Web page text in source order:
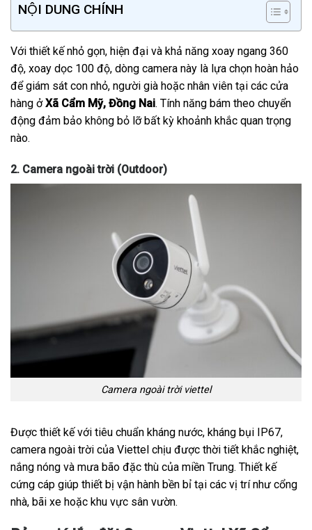
NỘI DUNG CHÍNH
Với thiết kế nhỏ gọn, hiện đại và khả năng xoay ngang 360
độ, xoay dọc 100 độ, dòng camera này là lựa chọn hoàn hảo
để giám sát con nhỏ, người già hoặc nhân viên tại các cửa
hàng ởXã Cẩm Mỹ, Đồng Nai. Tính năng bám theo chuyển
động đảm bảo không bỏ lỡ bất kỳ khoảnh khắc quan trọng
nào.
2. Camera ngoài trời (Outdoor)
Camera ngoài trời viettel
Được thiết kế với tiêu chuẩn kháng nước, kháng bụi IP67,
camera ngoài trời của Viettel chịu được thời tiết khắc nghiệt,
nắng nóng và mưa bão đặc thù của miền Trung. Thiết kế
cứng cáp giúp thiết bị vận hành bền bỉ tại các vị trí như cổng
nhà, bãi xe hoặc khu vực sân vườn.